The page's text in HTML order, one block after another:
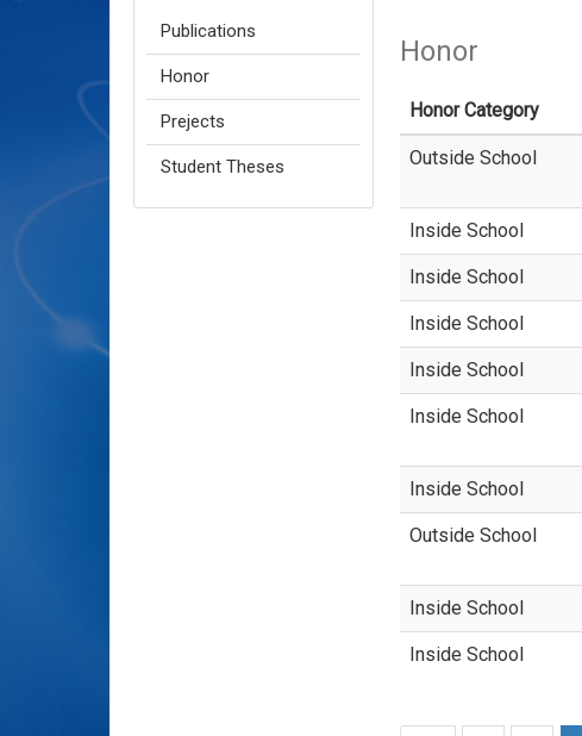
Publications
Honor
Prejects
Student Theses
Honor
Honor Category
Outside School
Inside School
Inside School
Inside School
Inside School
Inside School
Inside School
Outside School
Inside School
Inside School